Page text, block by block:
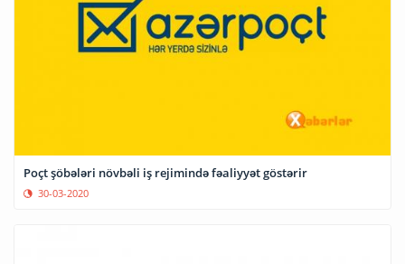
Poçt şöbələri növbəli iş rejimində fəaliyyət göstərir
30-03-2020